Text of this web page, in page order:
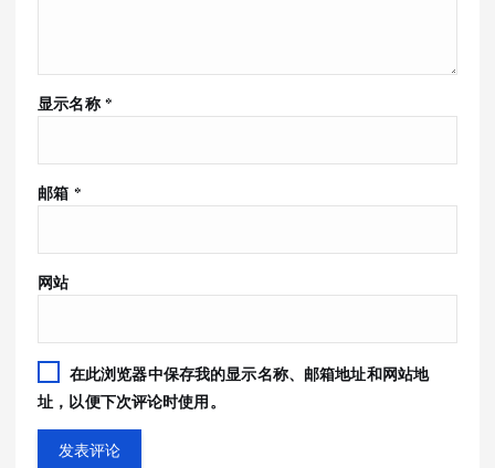
显示名称 *
邮箱 *
网站
在此浏览器中保存我的显示名称、邮箱地址和网站地
址，以便下次评论时使用。